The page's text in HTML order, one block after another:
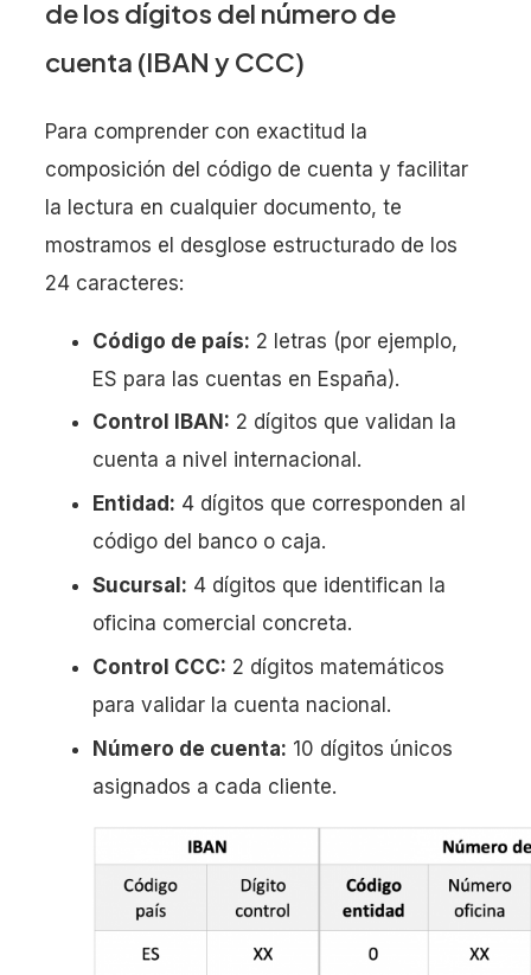
de los dígitos del número de
cuenta (IBAN y CCC)
Para comprender con exactitud la
composición del código de cuenta y facilitar
la lectura en cualquier documento, te
mostramos el desglose estructurado de los
24 caracteres:
Código de país: 2 letras (por ejemplo,
ES para las cuentas en España).
Control IBAN: 2 dígitos que validan la
cuenta a nivel internacional.
Entidad: 4 dígitos que corresponden al
código del banco o caja.
Sucursal: 4 dígitos que identifican la
oficina comercial concreta.
Control CCC: 2 dígitos matemáticos
para validar la cuenta nacional.
Número de cuenta: 10 dígitos únicos
asignados a cada cliente.